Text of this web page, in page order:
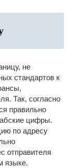
не
стандартов к
Так, согласно
правильно
цифры.
по адресу
отправителя
языке.